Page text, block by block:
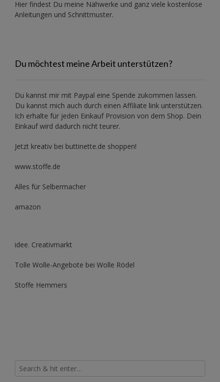
Hier findest Du meine Nähwerke und ganz viele kostenlose
Anleitungen und Schnittmuster.
Du möchtest meine Arbeit unterstützen?
Du kannst mir mit Paypal eine Spende zukommen lassen.
Du kannst mich auch durch einen Affiliate link unterstützen.
Ich erhalte für jeden Einkauf Provision von dem Shop. Dein
Einkauf wird dadurch nicht teurer.
Jetzt kreativ bei buttinette.de shoppen!
www.stoffe.de
Alles für Selbermacher
amazon
idee. Creativmarkt
Tolle Wolle-Angebote bei Wolle Rödel
Stoffe Hemmers